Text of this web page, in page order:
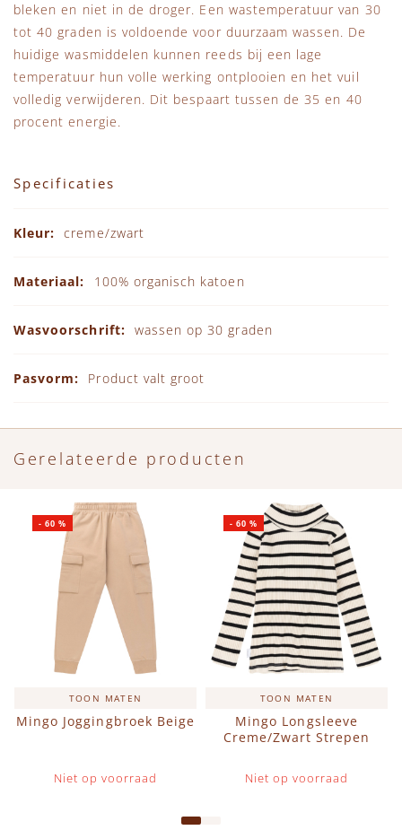
bleken en niet in de droger. Een wastemperatuur van 30
tot 40 graden is voldoende voor duurzaam wassen. De
huidige wasmiddelen kunnen reeds bij een lage
temperatuur hun volle werking ontplooien en het vuil
volledig verwijderen. Dit bespaart tussen de 35 en 40
procent energie.
Specificaties
creme/zwart
100% organisch katoen
wassen op 30 graden
Product valt groot
Gerelateerde producten
TOON MATEN
Mingo Joggingbroek Beige
Niet op voorraad
-60 %
TOON MATEN
Mingo Longsleeve
Creme/Zwart Strepen
Niet op voorraad
-60 %